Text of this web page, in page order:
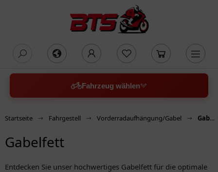
Fahrzeug wählen
Startseite Fahrgestell Vorderradaufhängung/Gabel Gabelfett
Gabelfett
Entdecken Sie unser hochwertiges Gabelfett für die optimale